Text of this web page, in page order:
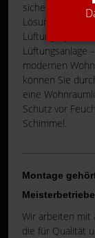
sichere und
Lösung. Ob
Lüftungsanlage
modernen
können Sie
eine
Schutz vor
Schimmel.
Montage
Wir arbeiten mit
die für Qualität